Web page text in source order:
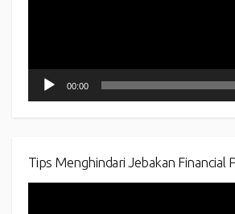
00:00
Tips Menghindari Jebakan Financial